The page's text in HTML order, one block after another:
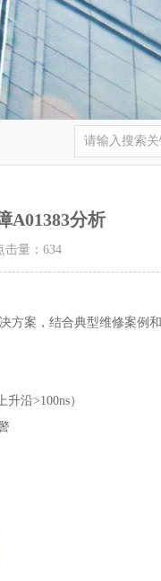
A01383分析
量： 634
方案，结合典型维修案例
沿>100ns）‌